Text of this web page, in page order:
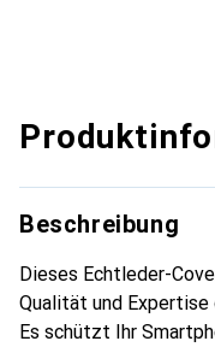
Beschreibung
Dieses Echtleder-
Qualität und Expertise
Es schützt Ihr